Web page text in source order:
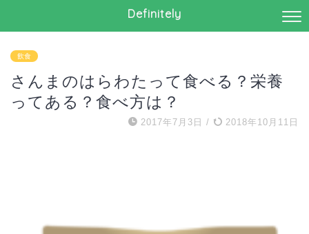
Definitely
飲食
さんまのはらわたって食べる？栄養
ってある？食べ方は？
2017年7月3日 / 2018年10月11日